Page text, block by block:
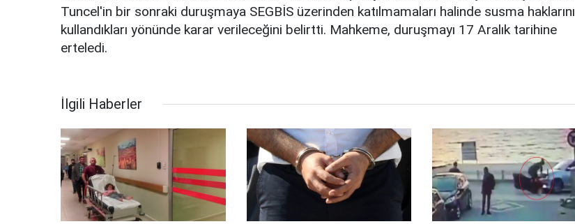
Tuncel'in bir sonraki duruşmaya SEGBİS üzerinden katılmamaları halinde susma haklarını
kullandıkları yönünde karar verileceğini belirtti. Mahkeme, duruşmayı 17 Aralık tarihine
erteledi.
İlgili Haberler